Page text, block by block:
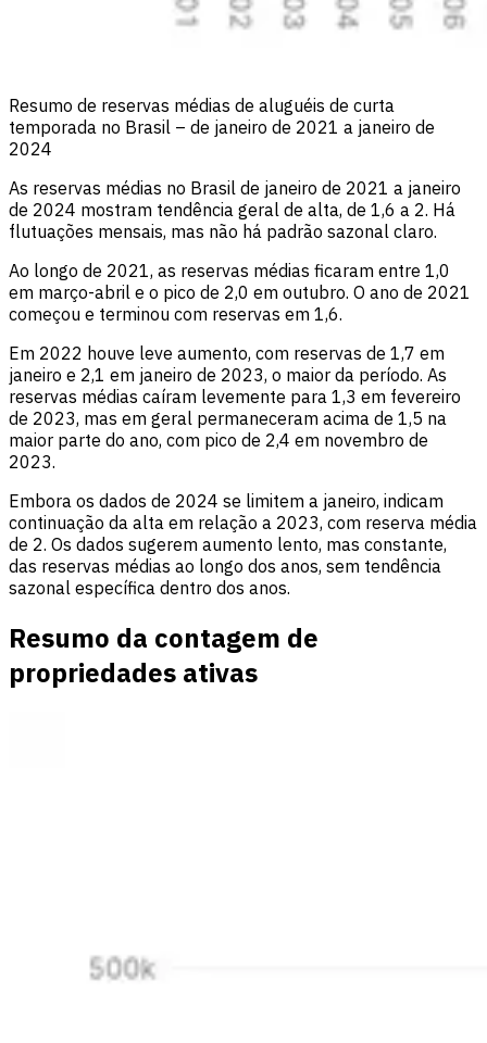
Resumo de reservas médias de aluguéis de curta
temporada no Brasil – de janeiro de 2021 a janeiro de
2024
As reservas médias no Brasil de janeiro de 2021 a janeiro
de 2024 mostram tendência geral de alta, de 1,6 a 2. Há
flutuações mensais, mas não há padrão sazonal claro.
Ao longo de 2021, as reservas médias ficaram entre 1,0
em março-abril e o pico de 2,0 em outubro. O ano de 2021
começou e terminou com reservas em 1,6.
Em 2022 houve leve aumento, com reservas de 1,7 em
janeiro e 2,1 em janeiro de 2023, o maior da período. As
reservas médias caíram levemente para 1,3 em fevereiro
de 2023, mas em geral permaneceram acima de 1,5 na
maior parte do ano, com pico de 2,4 em novembro de
2023.
Embora os dados de 2024 se limitem a janeiro, indicam
continuação da alta em relação a 2023, com reserva média
de 2. Os dados sugerem aumento lento, mas constante,
das reservas médias ao longo dos anos, sem tendência
sazonal específica dentro dos anos.
Resumo da contagem de
propriedades ativas